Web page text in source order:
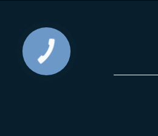
КНОПКА
ЗВ'ЯЗКУ